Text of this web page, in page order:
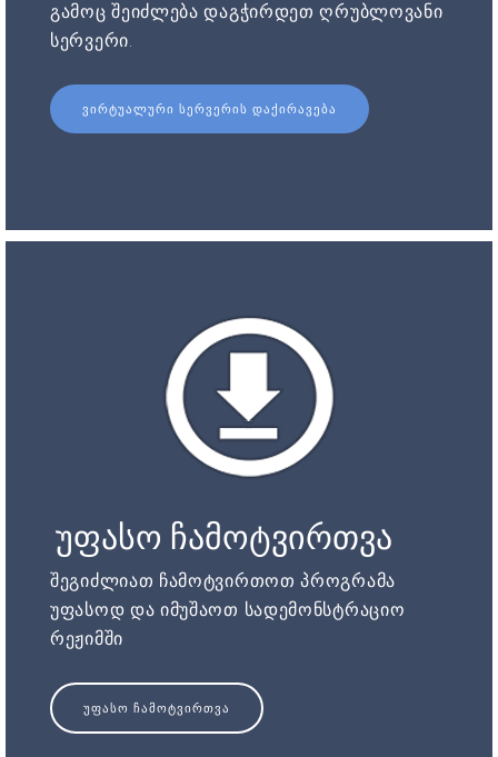
გამოც შეიძლება დაგჭირდეთ ღრუბლოვანი
სერვერი.
ᲕᲘᲠᲢᲣᲐᲚᲣᲠᲘ ᲡᲔᲠᲕᲔᲠᲘᲡ ᲓᲐᲥᲘᲠᲐᲕᲔᲑᲐ
უფასო ჩამოტვირთვა
შეგიძლიათ ჩამოტვირთოთ პროგრამა
უფასოდ და იმუშაოთ სადემონსტრაციო
რეჟიმში
ᲣᲤᲐᲡᲝ ᲩᲐᲛᲝᲢᲕᲘᲠᲗᲕᲐ